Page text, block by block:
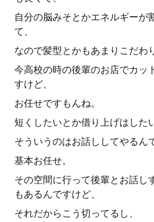
自分の脳みそとかエネルギーが
て、
なので髪型とかもあまりこだわ
今高校の時の後輩のお店でカッ
すけど、
お任せですもんね。
短くしたいとか借り上げはした
そういうのはお話ししてやるん
基本お任せ。
その空間に行って後輩とお話し
もあるんですけど、
それだからこう切ってるし、